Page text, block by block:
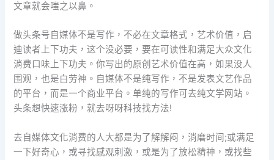
文章就会嗤之以鼻。
做头条号自媒体不是写作，不必在文章格式，艺术价值，启
迪读者上下功夫，这个没必要，要在可读性和满足大众文化
消费口味上下功夫。你写出的原创艺术价值在高，如果没人
围观，也是白劳神。自媒体不是纯写作，不是发表文艺作品
的平台，而是一个商业平台。单纯的写作可去纯文学网站。
头条想快速涨粉，就去呀呀科技找方法!
去自媒体文化消费的人大都是为了解解闷，消磨时间;或满足
一下好奇心，或寻找感观刺激，或是为了放松精神，或找些